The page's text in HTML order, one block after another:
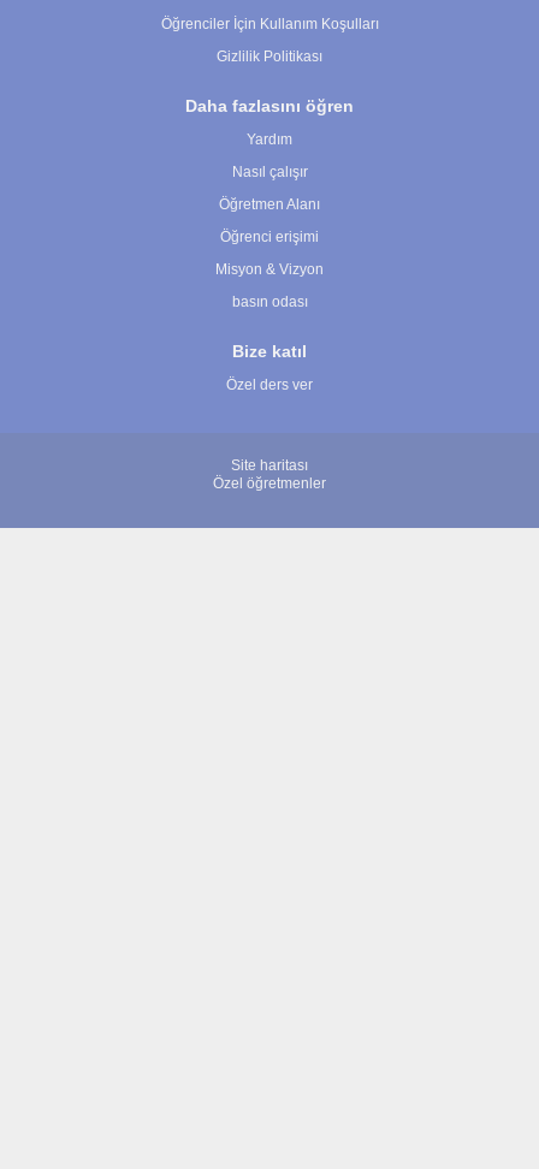
Öğrenciler İçin Kullanım Koşulları
Gizlilik Politikası
Daha fazlasını öğren
Yardım
Nasıl çalışır
Öğretmen Alanı
Öğrenci erişimi
Misyon & Vizyon
basın odası
Bize katıl
Özel ders ver
Site haritası
Özel öğretmenler